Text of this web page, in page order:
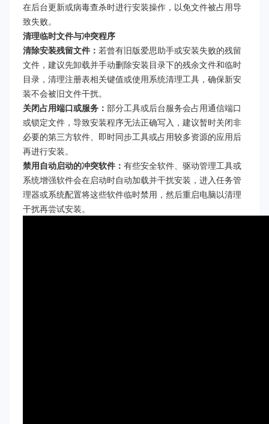
在后台更新或病毒查杀时进行安装操作，以免文件被占用导
致失败。
清理临时文件与冲突程序
清除安装残留文件： 若曾有旧版爱思助手或安装失败的残留
文件，建议先卸载并手动删除安装目录下的残余文件和临时
目录，清理注册表相关键值或使用系统清理工具，确保新安
装不会被旧文件干扰。
关闭占用端口或服务： 部分工具或后台服务会占用通信端口
或锁定文件，导致安装程序无法正确写入，建议暂时关闭非
必要的第三方软件、即时同步工具或占用较多资源的应用后
再进行安装。
禁用自动启动的冲突软件： 有些安全软件、驱动管理工具或
系统增强软件会在启动时自动加载并干扰安装，进入任务管
理器或系统配置将这些软件临时禁用，然后重启电脑以清理
干扰再尝试安装。